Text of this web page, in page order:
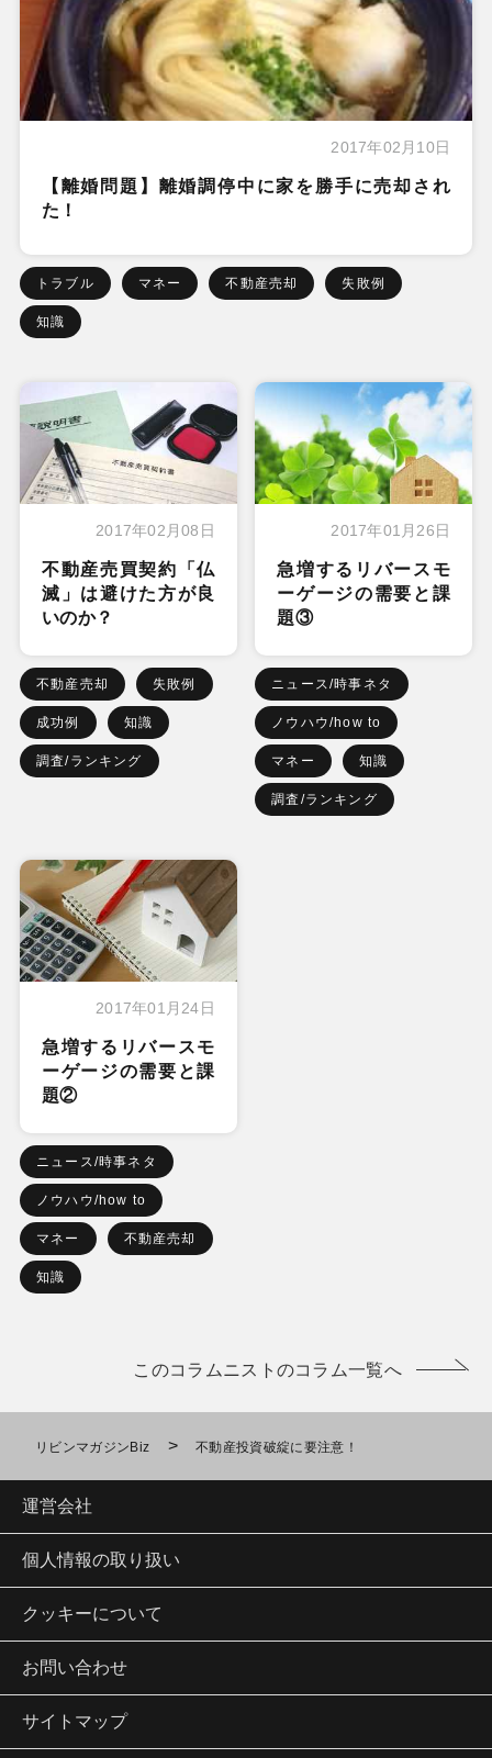
2017年02月10日
【離婚問題】離婚調停中に家を勝手に売却され
た！
トラブル マネー 不動産売却 失敗例
知識
2017年02月08日
不動産売買契約「仏
滅」は避けた方が良
いのか？
不動産売却 失敗例
成功例 知識
調査/ランキング
2017年01月26日
急増するリバースモ
ーゲージの需要と課
題③
ニュース/時事ネタ
ノウハウ/how to
マネー 知識
調査/ランキング
2017年01月24日
急増するリバースモ
ーゲージの需要と課
題②
ニュース/時事ネタ
ノウハウ/how to
マネー 不動産売却
知識
このコラムニストのコラム一覧へ
リビンマガジンBiz > 不動産投資破綻に要注意！
運営会社
個人情報の取り扱い
クッキーについて
お問い合わせ
サイトマップ